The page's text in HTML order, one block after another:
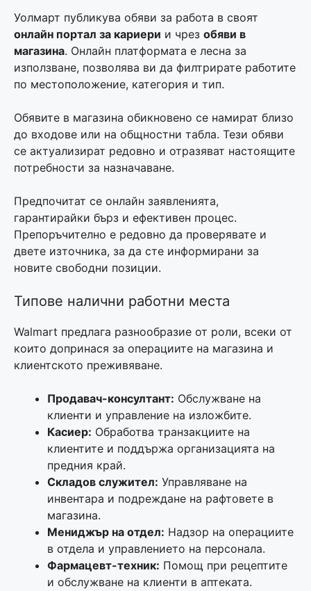
Уолмарт публикува обяви за работа в своят
онлайн портал за кариери и чрез обяви в
магазина. Онлайн платформата е лесна за
използване, позволява ви да филтрирате работите
по местоположение, категория и тип.
Обявите в магазина обикновено се намират близо
до входове или на общностни табла. Тези обяви
се актуализират редовно и отразяват настоящите
потребности за назначаване.
Предпочитат се онлайн заявленията,
гарантирайки бърз и ефективен процес.
Препоръчително е редовно да проверявате и
двете източника, за да сте информирани за
новите свободни позиции.
Типове налични работни места
Walmart предлага разнообразие от роли, всеки от
които допринася за операциите на магазина и
клиентското преживяване.
Продавач-консултант: Обслужване на
клиенти и управление на изложбите.
Касиер: Обработва транзакциите на
клиентите и поддържа организацията на
предния край.
Складов служител: Управляване на
инвентара и подреждане на рафтовете в
магазина.
Мениджър на отдел: Надзор на операциите
в отдела и управлението на персонала.
Фармацевт-техник: Помощ при рецептите
и обслужване на клиенти в аптеката.